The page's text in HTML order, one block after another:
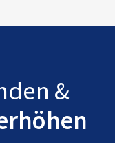
&